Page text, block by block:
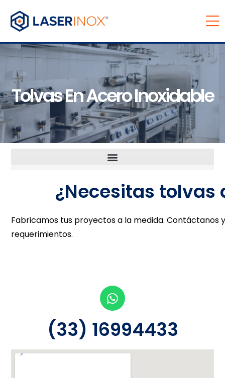
Tolvas En Acero Inoxidable
¿Necesitas tolvas
Fabricamos tus proyectos a la medida. Contáctanos
requerimientos.
(33) 16994433